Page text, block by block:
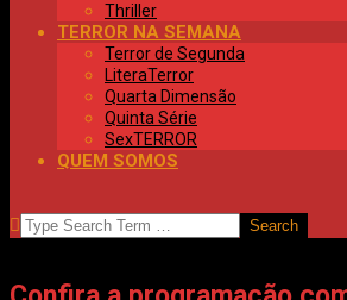
Thriller
TERROR NA SEMANA
Terror de Segunda
LiteraTerror
Quarta Dimensão
Quinta Série
SexTERROR
QUEM SOMOS
SEARCH